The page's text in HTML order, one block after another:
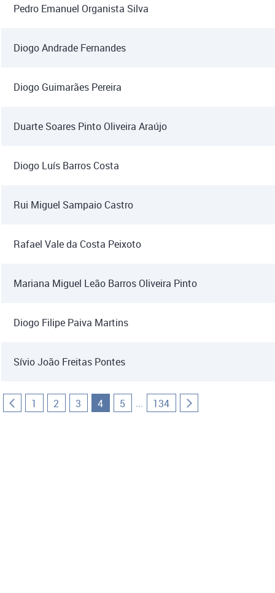
Pedro Emanuel Organista Silva
Diogo Andrade Fernandes
Diogo Guimarães Pereira
Duarte Soares Pinto Oliveira Araújo
Diogo Luís Barros Costa
Rui Miguel Sampaio Castro
Rafael Vale da Costa Peixoto
Mariana Miguel Leão Barros Oliveira Pinto
Diogo Filipe Paiva Martins
Sívio João Freitas Pontes
1 2 3 4 5 ... 134